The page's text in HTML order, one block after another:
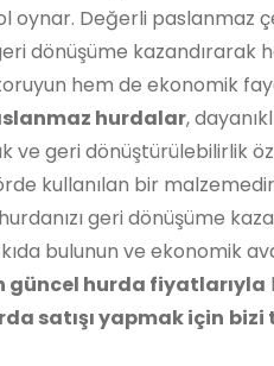
oynar. Değerli paslanmaz
geri dönüşüme kazandırarak
hem de ekonomik
hurdalar,
ve geri dönüştürülebilirlik
kullanılan bir
geri dönüşüme
bulunun ve ekonomik
güncel hurda fiyatlarıyla
satışı yapmak için bizi